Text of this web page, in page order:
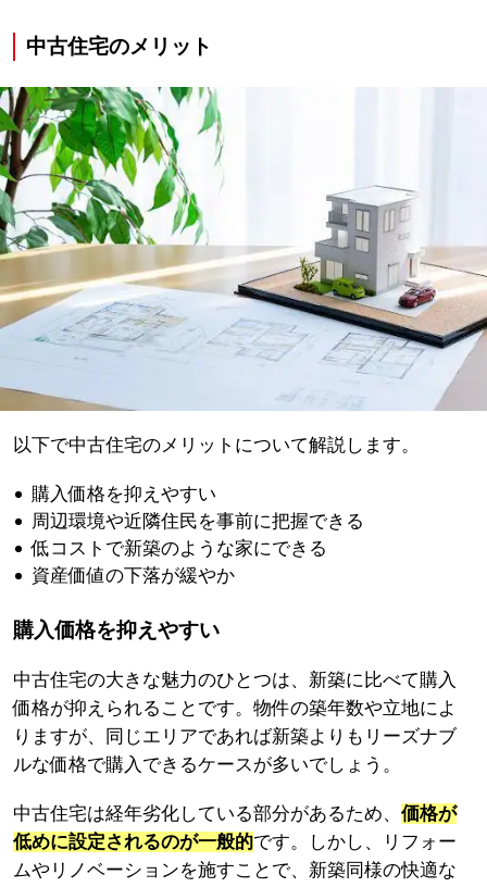
中古住宅のメリット
以下で中古住宅のメリットについて解説します。
購入価格を抑えやすい
周辺環境や近隣住民を事前に把握できる
低コストで新築のような家にできる
資産価値の下落が緩やか
購入価格を抑えやすい
中古住宅の大きな魅力のひとつは、新築に比べて購入
価格が抑えられることです。物件の築年数や立地によ
りますが、同じエリアであれば新築よりもリーズナブ
ルな価格で購入できるケースが多いでしょう。
中古住宅は経年劣化している部分があるため、 価格が
低めに設定されるのが一般的です。しかし、リフォー
ムやリノベーションを施すことで、新築同様の快適な